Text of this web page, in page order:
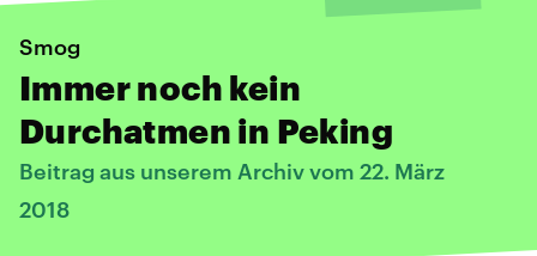
Smog
Immer noch kein
Durchatmen in Peking
Beitrag aus unserem Archiv vom 22. März
2018